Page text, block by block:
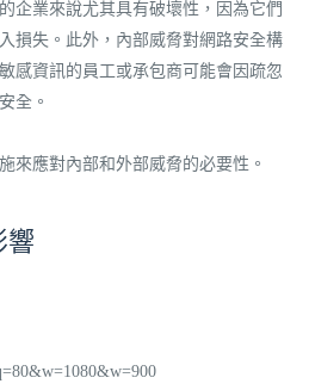
企業來說尤其具有破壞性，因為它們
損失。此外，內部威脅對網路安全構
感資訊的員工或承包商可能會因疏忽
全。
來應對內部和外部威脅的必要性。
響